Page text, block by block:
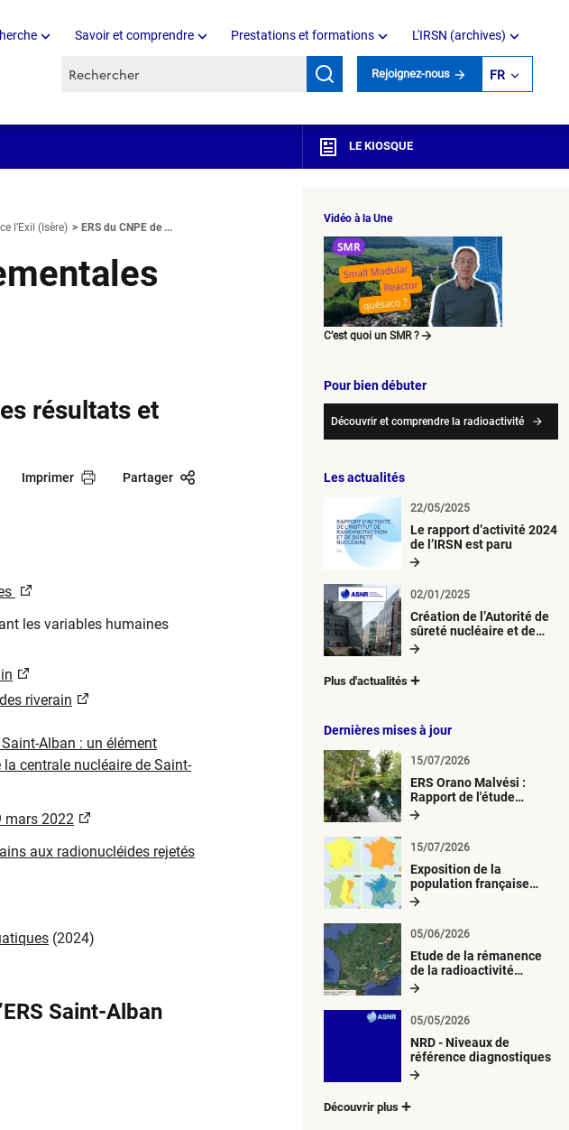
Savoir et comprendre Prestations et formations L'IRSN (archives)
Recherche par mots clés Rejoignez-nous FR
LE KIOSQUE
l’Exil (Isère) ERS du CNPE de ...
résultats et
Imprimer Partager
les variables humaines
riverain
Alban : un élément
la centrale nucléaire de Saint-
mars 2022​​
aux radionucléides rejetés
(2024)
Saint-Alban
Vidéo à la Une
C’est quoi un SMR ?
Pour bien débuter
Découvrir et comprendre la radioactivité
Les actualités
Le rapport d’activité 2024
de l’IRSN est paru
22/05/2025
Création de l’Autorité de
sûreté nucléaire et de
radioprotection (ASNR)
02/01/2025
Plus d'actualités
Dernières mises à jour
ERS Orano Malvési :
Rapport de l'étude
radiologique du milieu
15/07/2026
Exposition de la
population française
métropolitaine aux
atmosphériques
radioactives depuis 1945
15/07/2026
Etude de la rémanence
de la radioactivité
d’origine artificielle
05/06/2026
NRD - Niveaux de
référence diagnostiques
05/05/2026
Découvrir plus